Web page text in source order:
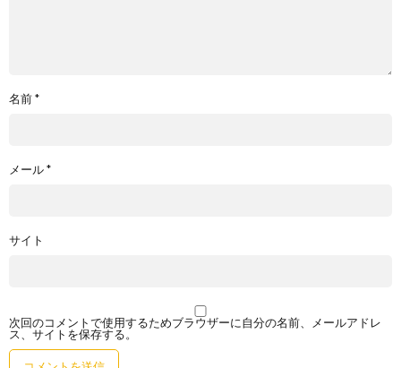
名前*
メール*
サイト
次回のコメントで使用するためブラウザーに自分の名前、メールアドレ
ス、サイトを保存する。